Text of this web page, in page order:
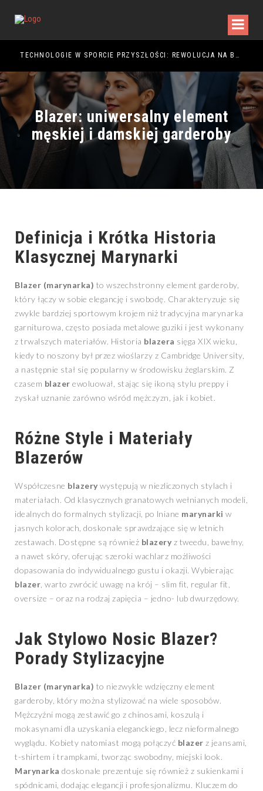
TECHNOLOGIE W SPORCIE PRZYSZŁOŚCI: REWOLUCJA NA BOISKU
Blazer: uniwersalny element
męskiej i damskiej garderoby
Definicja i Krótka Historia
Klasycznej Marynarki
Blazer (marynarka) to wszechstronny element garderoby,
który łączy w sobie elegancję i swobodę. Charakteryzuje się
zwykle bardziej sportowym krojem niż tradycyjna marynarka
garniturowa, często posiada metalowe guziki i jest wykonany
z trwalszych materiałów. Historia blazera sięga XIX wieku,
kiedy to noszony był przez wioślarzy z Cambridge University,
a następnie stał się popularny w środowisku żeglarskim. Z
czasem blazer ewoluował, stając się ikoną stylu preppy i
zyskał uznanie zarówno wśród mężczyzn, jak i kobiet.
Różne Style i Materiały
Blazerów
Współczesne blazery występują w niezliczonych stylach i
materiałach. Od klasycznych granatowych wełnianych modeli,
idealnych do formalnych stylizacji, po lniane marynarki w
jasnych kolorach, doskonale sprawdzające się w letnich
zestawach. Dostępne są również blazery z tweedu, bawełny,
a nawet skóry, oferując szeroki wachlarz możliwości
dopasowania do indywidualnego gustu i okazji. Wybierając
blazer , warto zwrócić uwagę na krój – slim fit, regular fit,
oversize – oraz na rodzaj zapięcia – jedno- lub dwurzędowy.
Jak Stylowo Nosic Blazer?
Porady Stylizacyjne
Blazer (marynarka) to niezwykle wdzięczny element
garderoby, który można stylizować na wiele sposobów.
Mężczyźni mogą zestawić go z chinosami, koszulą i
mokasynami dla uzyskania eleganckiego, lecz nieformalnego
wyglądu. Kobiety natomiast mogą połączyć blazer z jeansami,
t-shirtem i trampkami, tworząc swobodny, miejski look.
Marynarka doskonale prezentuje się również z sukienkami i
spódnicami, dodając elegancji i profesjonalizmu. Kluczem do